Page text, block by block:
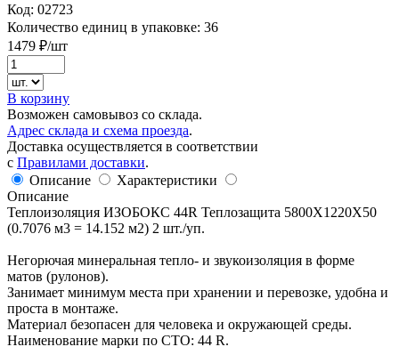
Код: 02723
Количество единиц в упаковке: 36
1479 ₽/шт
В корзину
Возможен самовывоз со склада.
Адрес склада и схема проезда.
Доставка осуществляется в соответствии
с Правилами доставки.
Описание
Характеристики
Описание
Теплоизоляция ИЗОБОКС 44R Теплозащита 5800Х1220Х50
(0.7076 м3 = 14.152 м2) 2 шт./уп.
Негорючая минеральная тепло- и звукоизоляция в форме
матов (рулонов).
Занимает минимум места при хранении и перевозке, удобна и
проста в монтаже.
Материал безопасен для человека и окружающей среды.
Наименование марки по СТО: 44 R.